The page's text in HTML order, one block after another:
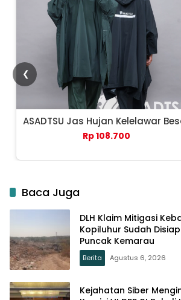
❮
ASADTSU Jas Hujan Kelelawar
Rp 108.700
Baca Juga
DLH Klaim Mitigasi
Kopiluhur Sudah
Puncak Kemarau
Berita Agustus 6, 2026
Kejahatan Siber